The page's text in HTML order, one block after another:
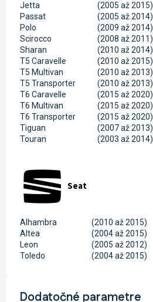
Jetta
(2005 až 2015)
Passat
(2005 až 2014)
Polo
(2009 až 2014)
Scirocco
(2008 až 2011)
Sharan
(2010 až 2014)
T5 Caravelle
(2010 až 2015)
T5 Multivan
(2010 až 2013)
T5 Transporter
(2010 až 2013)
T6 Caravelle
(2015 až 2020)
T6 Multivan
(2015 až 2020)
T6 Transporter
(2015 až 2020)
Tiguan
(2007 až 2013)
Touran
(2003 až 2014)
Seat
Alhambra
(2010 až 2015)
Altea
(2004 až 2015)
Leon
(2005 až 2012)
Toledo
(2004 až 2015)
Dodatočné parametre